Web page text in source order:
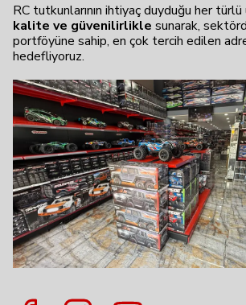
RC tutkunlarının ihtiyaç duyduğu her türlü
kalite ve güvenilirlikle sunarak,
portföyüne sahip, en çok tercih edilen
hedefliyoruz.